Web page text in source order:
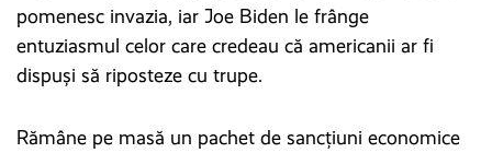
pomenesc invazia, iar Joe Biden le frânge
entuziasmul celor care credeau că americanii ar fi
dispuși să riposteze cu trupe.
Rămâne pe masă un pachet de sancțiuni economice